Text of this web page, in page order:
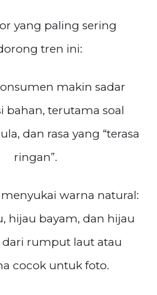
yang paling sering
tren ini:
makin sadar
bahan, terutama soal
dan rasa yang “terasa
ringan”.
menyukai warna natural:
hijau bayam, dan hijau
rumput laut atau
cocok untuk foto.